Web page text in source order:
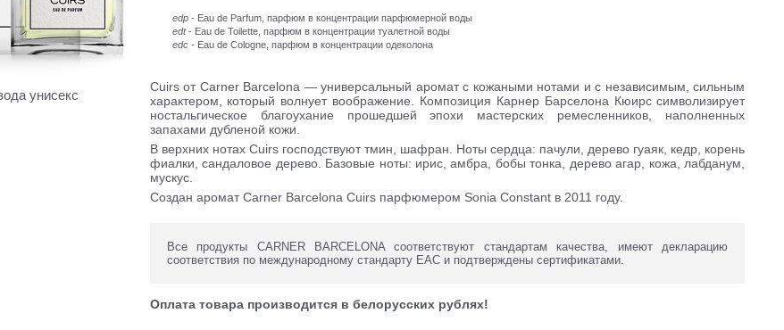
унисекс
edp- Eau de Parfum, парфюм в концентрации парфюмерной воды
edt- Eau de Toilette, парфюм в концентрации туалетной воды
edc- Eau de Cologne, парфюм в концентрации одеколона
Cuirs от Carner Barcelona — универсальный аромат с кожаными нотами и с независимым, сильным
характером, который волнует воображение. Композиция Карнер Барселона Кюирc символизирует
ностальгическое благоухание прошедшей эпохи мастерских ремесленников, наполненных
запахами дубленой кожи.
В верхних нотах Cuirs господствуют тмин, шафран. Ноты сердца: пачули, дерево гуаяк, кедр, корень
фиалки, сандаловое дерево. Базовые ноты: ирис, амбра, бобы тонка, дерево агар, кожа, лабданум,
мускус.
Создан аромат Carner Barcelona Cuirs парфюмером Sonia Constant в 2011 году.
Все продукты CARNER BARCELONA соответствуют стандартам качества, имеют декларацию
соответствия по международному стандарту ЕАС и подтверждены сертификатами.
Оплата товара производится в белорусских рублях!